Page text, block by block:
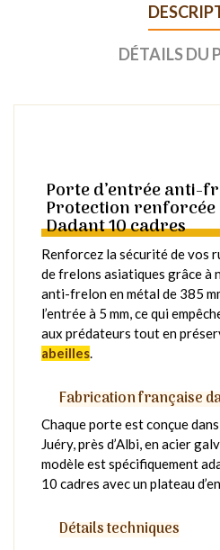
DÉTAILS DU
Porte d’entrée anti-
Protection
Dadant 10 cadres
Renforcez la sécurité de vos
de frelons asiatiques grâce à
anti-frelon en métal de 385
l’entrée à 5 mm, ce qui
aux prédateurs tout en
abeilles.
Fabrication française
Chaque porte est conçue
Juéry, près d’Albi, en acier
modèle est spécifiquement
10 cadres avec un plateau
Détails techniques